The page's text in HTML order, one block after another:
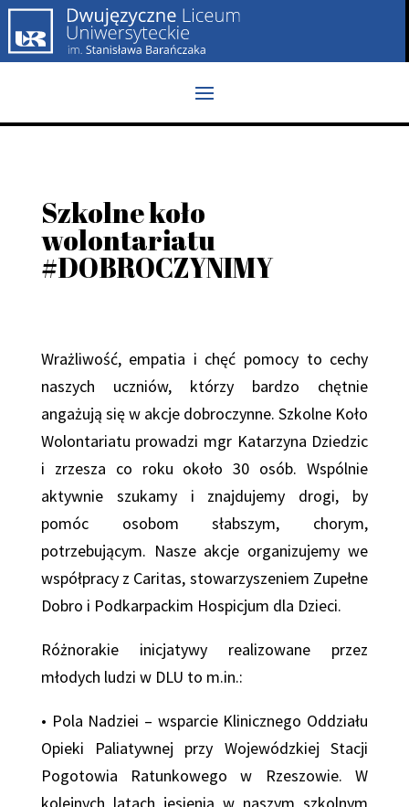
Szkolne koło
wolontariatu
#DOBROCZYNIMY
Wrażliwość, empatia i chęć pomocy to cechy
naszych uczniów, którzy bardzo chętnie
angażują się w akcje dobroczynne. Szkolne Koło
Wolontariatu prowadzi mgr Katarzyna Dziedzic
i zrzesza co roku około 30 osób. Wspólnie
aktywnie szukamy i znajdujemy drogi, by
pomóc osobom słabszym, chorym,
potrzebującym. Nasze akcje organizujemy we
współpracy z Caritas, stowarzyszeniem Zupełne
Dobro i Podkarpackim Hospicjum dla Dzieci.
Różnorakie inicjatywy realizowane przez
młodych ludzi w DLU to m.in.:
• Pola Nadziei – wsparcie Klinicznego Oddziału
Opieki Paliatywnej przy Wojewódzkiej Stacji
Pogotowia Ratunkowego w Rzeszowie. W